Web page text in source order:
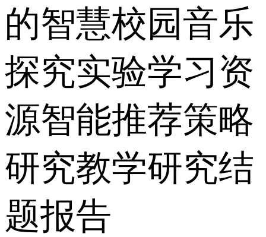
的智慧校园音乐
探究实验学习资
源智能推荐策略
研究教学研究结
题报告